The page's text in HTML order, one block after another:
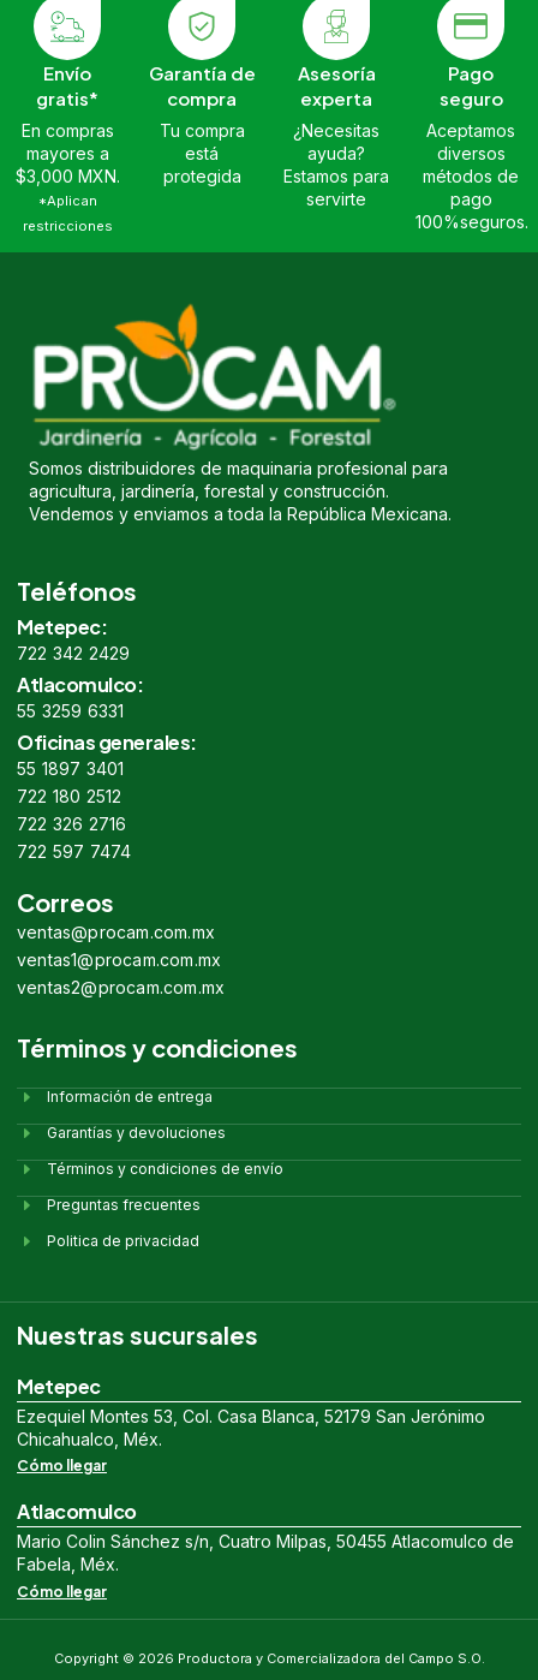
Envío
gratis*
En compras
mayores a
$3,000 MXN.
*Aplican
restricciones
Garantía de
compra
Tu compra
está
protegida
Asesoría
experta
¿Necesitas
ayuda?
Estamos para
servirte
Pago
seguro
Aceptamos
diversos
métodos de
pago
100%seguros.
Somos distribuidores de maquinaria profesional para
agricultura, jardinería, forestal y construcción.
Vendemos y enviamos a toda la República Mexicana.
Teléfonos
Metepec:
722 342 2429
Atlacomulco:
55 3259 6331
Oficinas generales:
55 1897 3401
722 180 2512
722 326 2716
722 597 7474
Correos
ventas@procam.com.mx
ventas1@procam.com.mx
ventas2@procam.com.mx
Términos y condiciones
Información de entrega
Garantías y devoluciones
Términos y condiciones de envío
Preguntas frecuentes
Politica de privacidad
Nuestras sucursales
Metepec
Ezequiel Montes 53, Col. Casa Blanca, 52179 San Jerónimo
Chicahualco, Méx.
Cómo llegar
Atlacomulco
Mario Colin Sánchez s/n, Cuatro Milpas, 50455 Atlacomulco de
Fabela, Méx.
Cómo llegar
Copyright © 2026 Productora y Comercializadora del Campo S.O.